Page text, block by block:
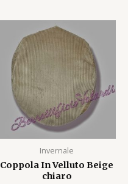
Invernale
Coppola In Velluto Beige
chiaro